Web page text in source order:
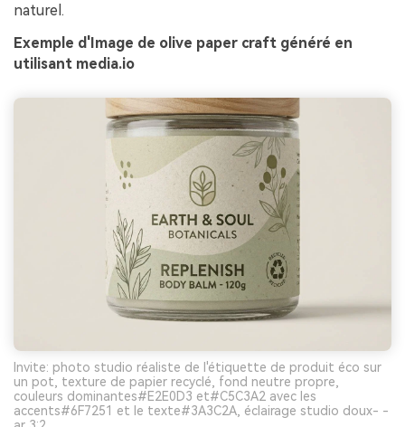
naturel.
Exemple d'Image de olive paper craft généré en
utilisant media.io
Invite: photo studio réaliste de l'étiquette de produit éco sur
un pot, texture de papier recyclé, fond neutre propre,
couleurs dominantes#E2E0D3 et#C5C3A2 avec les
accents#6F7251 et le texte#3A3C2A, éclairage studio doux- -